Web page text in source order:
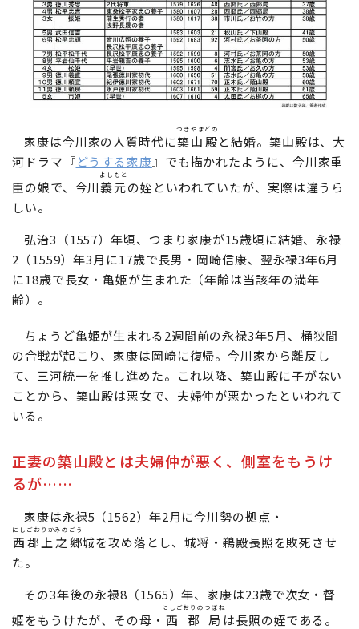
家康は今川家の人質時代に築山殿
つきやまどの
と結婚。築山殿は、大
河ドラマ『どうする家康』でも描かれたように、今川家重
臣の娘で、今川義元
よしもと
の姪といわれていたが、実際は違うら
しい。
弘治3（1557）年頃、つまり家康が15歳頃に結婚、永禄
2（1559）年3月に17歳で長男・岡崎信康、翌永禄3年6月
に18歳で長女・亀姫が生まれた（年齢は当該年の満年
齢）。
ちょうど亀姫が生まれる2週間前の永禄3年5月、桶狭間
の合戦が起こり、家康は岡崎に復帰。今川家から離反し
て、三河統一を推し進めた。これ以降、築山殿に子がない
ことから、築山殿は悪女で、夫婦仲が悪かったといわれて
いる。
正妻の築山殿とは夫婦仲が悪く、側室をもうけ
るが……
家康は永禄5（1562）年2月に今川勢の拠点・
西郡上之郷
にしごおりかみのごう
城を攻め落とし、城将・鵜殿長照を敗死させ
た。
その3年後の永禄8（1565）年、家康は23歳で次女・督
姫をもうけたが、その母・ 西郡局
にしごおりのつぼね
は長照の姪である。